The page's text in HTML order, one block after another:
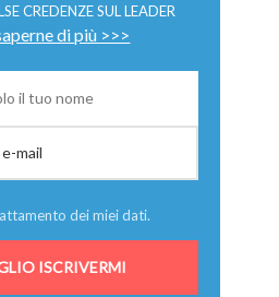
CREDENZE SUL LEADER
di più >>>
dei miei dati.